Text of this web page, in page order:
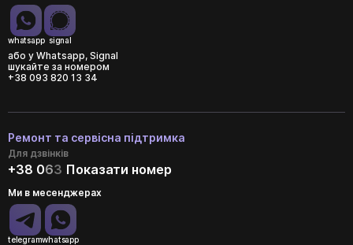
whatsapp signal
або у Whatsapp, Signal
шукайте за номером
+38 093 820 13 34
Ремонт та сервісна підтримка
Для дзвінків
+38 063 Показати номер
Ми в месенджерах
telegramwhatsapp